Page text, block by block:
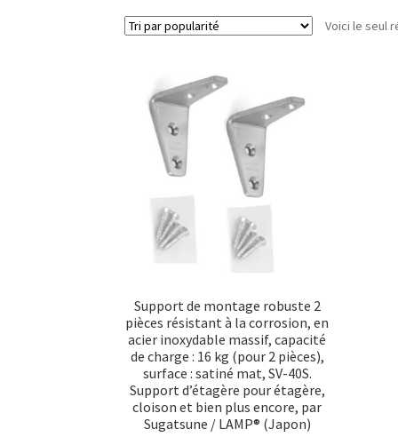
Voici le seul
Support de montage robuste 2
pièces résistant à la corrosion, en
acier inoxydable massif, capacité
de charge : 16 kg (pour 2 pièces),
surface : satiné mat, SV-40S.
Support d’étagère pour étagère,
cloison et bien plus encore, par
Sugatsune / LAMP® (Japon)